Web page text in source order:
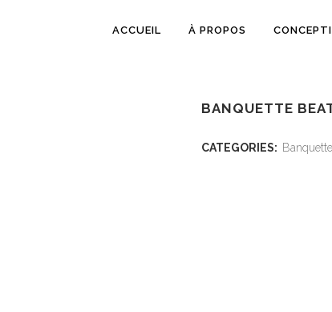
ACCUEIL À PROPOS
BANQUETTE
CATEGORIES: